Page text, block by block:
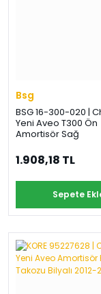
Bsg
BSG 16-300-020 |
Yeni Aveo T300 Ön
Amortisör Sağ
1.908,18 TL
Sepete